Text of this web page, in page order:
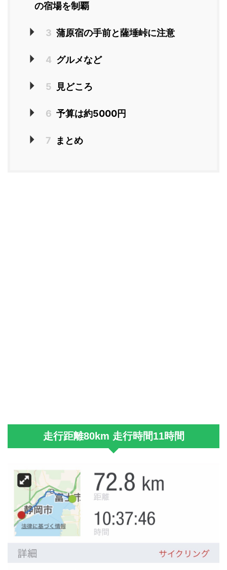
の宿場を制覇
3 蒲原宿の手前と薩埵峠に注意
4 グルメなど
5 見どころ
6 予算は約5000円
7 まとめ
走行距離80km 走行時間11時間